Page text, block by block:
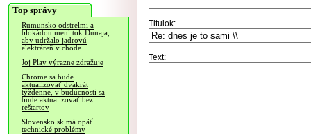
Top správy
Rumunsko odstrelmi a
blokádou mení tok Dunaja,
aby udržalo jadrovú
elektráreň v chode
Joj Play výrazne zdražuje
Chrome sa bude
aktualizovať dvakrát
týždenne, v budúcnosti sa
bude aktualizovať bez
reštartov
Slovensko.sk má opäť
technické problémy
Titulok:
Text: